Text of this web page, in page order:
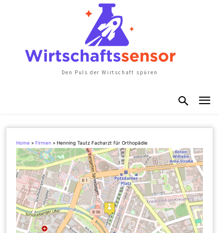
Den Puls der Wirtschaft spüren
Home » Firmen »Henning Tautz Facharzt für Orthopädie